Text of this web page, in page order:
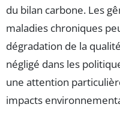
du bilan carbone. Les
maladies chroniques
dégradation de la
négligé dans les
une attention
impacts